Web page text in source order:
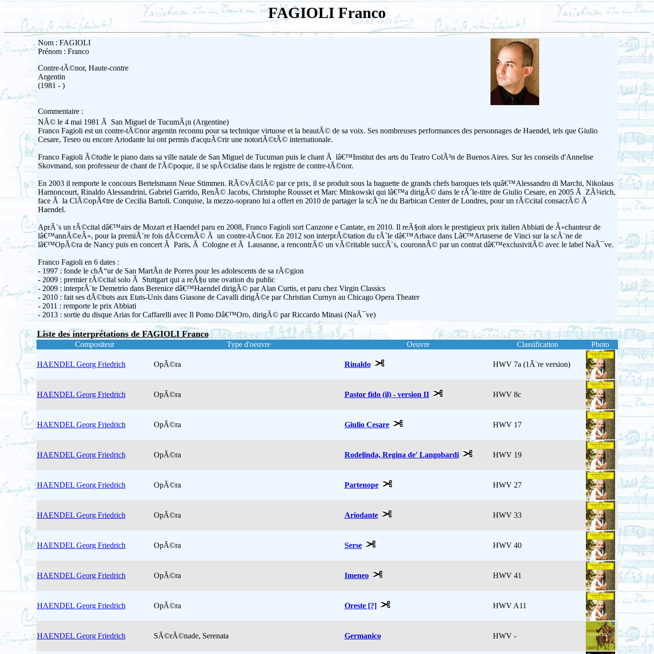
FAGIOLI Franco
Nom : FAGIOLI
Prénom : Franco
Contre-tÃ©nor, Haute-contre
Argentin
(1981 - )
Commentaire :
NÃ© le 4 mai 1981 Ã San Miguel de TucumÃ¡n (Argentine)
Franco Fagioli est un contre-tÃ©nor argentin reconnu pour sa technique virtuose et la beautÃ© de sa voix. Ses nombreuses performances des personnages de Haendel, tels que Giulio
Cesare, Teseo ou encore Ariodante lui ont permis d'acquÃ©rir une notoriÃ©tÃ© internationale.
Franco Fagioli Ã©tudie le piano dans sa ville natale de San Miguel de Tucuman puis le chant Ã lâ€™Institut des arts du Teatro ColÃ³n de Buenos Aires. Sur les conseils d'Annelise
Skovmand, son professeur de chant de l'Ã©poque, il se spÃ©cialise dans le registre de contre-tÃ©nor.
En 2003 il remporte le concours Bertelsmann Neue Stimmen. RÃ©vÃ©lÃ© par ce prix, il se produit sous la baguette de grands chefs baroques tels quâ€™Alessandro di Marchi, Nikolaus
Harnoncourt, Rinaldo Alessandrini, Gabriel Garrido, RenÃ© Jacobs, Christophe Rousset et Marc Minkowski qui lâ€™a dirigÃ© dans le rÃ´le-titre de Giulio Cesare, en 2005 Ã ZÃ¼rich,
face Ã la ClÃ©opÃ¢tre de Cecilia Bartoli. Conquise, la mezzo-soprano lui a offert en 2010 de partager la scÃ¨ne du Barbican Center de Londres, pour un rÃ©cital consacrÃ© Ã
Haendel.
AprÃ¨s un rÃ©cital dâ€™airs de Mozart et Haendel paru en 2008, Franco Fagioli sort Canzone e Cantate, en 2010. Il reÃ§oit alors le prestigieux prix italien Abbiati de Â«chanteur de
lâ€™annÃ©eÂ», pour la premiÃ¨re fois dÃ©cernÃ© Ã un contre-tÃ©nor. En 2012 son interprÃ©tation du rÃ´le dâ€™Arbace dans Lâ€™Artaserse de Vinci sur la scÃ¨ne de
lâ€™OpÃ©ra de Nancy puis en concert Ã Paris, Ã Cologne et Ã Lausanne, a rencontrÃ© un vÃ©ritable succÃ¨s, couronnÃ© par un contrat dâ€™exclusivitÃ© avec le label NaÃ¯ve.
Franco Fagioli en 6 dates :
- 1997 : fonde le chÅ“ur de San MartÃ­n de Porres pour les adolescents de sa rÃ©gion
- 2009 : premier rÃ©cital solo Ã Stuttgart qui a reÃ§u une ovation du public
- 2009 : interprÃ¨te Demetrio dans Berenice dâ€™Haendel dirigÃ© par Alan Curtis, et paru chez Virgin Classics
- 2010 : fait ses dÃ©buts aux Etats-Unis dans Giasone de Cavalli dirigÃ©e par Christian Curnyn au Chicago Opera Theater
- 2011 : remporte le prix Abbiati
- 2013 : sortie du disque Arias for Caffarelli avec Il Pomo Dâ€™Oro, dirigÃ© par Riccardo Minasi (NaÃ¯ve)
Liste des interprétations de FAGIOLI Franco
Compositeur Type d'oeuvre Oeuvre Classification Photo
HAENDEL Georg Friedrich OpÃ©ra Rinaldo HWV 7a (1Ã¨re version)
HAENDEL Georg Friedrich OpÃ©ra Pastor fido (il) - version II HWV 8c
HAENDEL Georg Friedrich OpÃ©ra Giulio Cesare HWV 17
HAENDEL Georg Friedrich OpÃ©ra Rodelinda, Regina de' Langobardi HWV 19
HAENDEL Georg Friedrich OpÃ©ra Partenope HWV 27
HAENDEL Georg Friedrich OpÃ©ra Ariodante HWV 33
HAENDEL Georg Friedrich OpÃ©ra Serse HWV 40
HAENDEL Georg Friedrich OpÃ©ra Imeneo HWV 41
HAENDEL Georg Friedrich OpÃ©ra Oreste [?] HWV A11
HAENDEL Georg Friedrich SÃ©rÃ©nade, Serenata Germanico HWV -